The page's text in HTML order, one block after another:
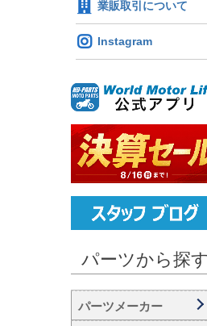
業販取引について
Instagram
パーツから探す